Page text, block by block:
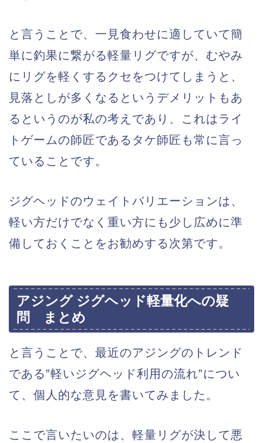
と言うことで、一見食わせに適していて簡
単に釣果に繋がる軽量リグですが、むやみ
にリグを軽くするクセをつけてしまうと、
見落としが多くなるというデメリットもあ
るというのが私の考えであり、これはライ
トゲームの師匠であるタケ師匠も常に言っ
ていることです。
ジグヘッドのウェイトバリエーションは、
軽い方だけでなく重い方にも少し広めに準
備しておくことをお勧めする次第です。
アジング ジグヘッド軽量化への疑
問 まとめ
と言うことで、最近のアジングのトレンド
である”軽いジグヘッド利用の流れ”につい
て、個人的な意見を書いてみました。
ここで言いたいのは、軽量リグが決して悪